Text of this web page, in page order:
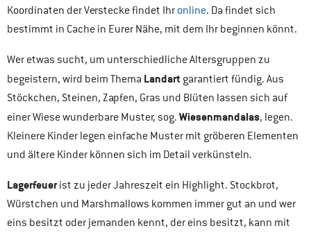
Koordinaten der Verstecke findet Ihr online. Da findet sich
bestimmt in Cache in Eurer Nähe, mit dem Ihr beginnen könnt.
Wer etwas sucht, um unterschiedliche Altersgruppen zu
begeistern, wird beim Thema Landart garantiert fündig. Aus
Stöckchen, Steinen, Zapfen, Gras und Blüten lassen sich auf
einer Wiese wunderbare Muster, sog. Wiesenmandalas, legen.
Kleinere Kinder legen einfache Muster mit gröberen Elementen
und ältere Kinder können sich im Detail verkünsteln.
Lagerfeuerist zu jeder Jahreszeit ein Highlight. Stockbrot,
Würstchen und Marshmallows kommen immer gut an und wer
eins besitzt oder jemanden kennt, der eins besitzt, kann mit